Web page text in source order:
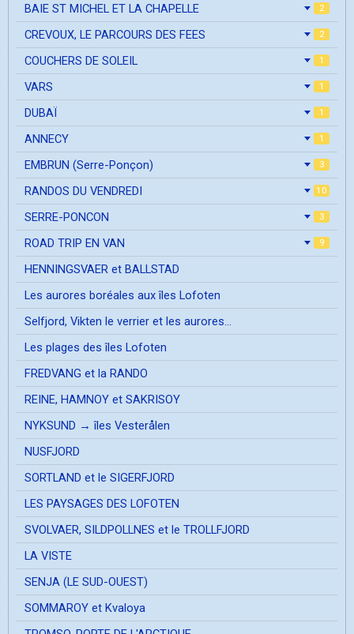
BAIE ST MICHEL ET LA CHAPELLE 2
CREVOUX, LE PARCOURS DES FEES 2
COUCHERS DE SOLEIL 1
VARS 1
DUBAÏ 1
ANNECY 1
EMBRUN (Serre-Ponçon) 3
RANDOS DU VENDREDI 10
SERRE-PONCON 3
ROAD TRIP EN VAN 9
HENNINGSVAER et BALLSTAD
Les aurores boréales aux îles Lofoten
Selfjord, Vikten le verrier et les aurores...
Les plages des îles Lofoten
FREDVANG et la RANDO
REINE, HAMNOY et SAKRISOY
NYKSUND → îles Vesterålen
NUSFJORD
SORTLAND et le SIGERFJORD
LES PAYSAGES DES LOFOTEN
SVOLVAER, SILDPOLLNES et le TROLLFJORD
LA VISTE
SENJA (LE SUD-OUEST)
SOMMAROY et Kvaloya